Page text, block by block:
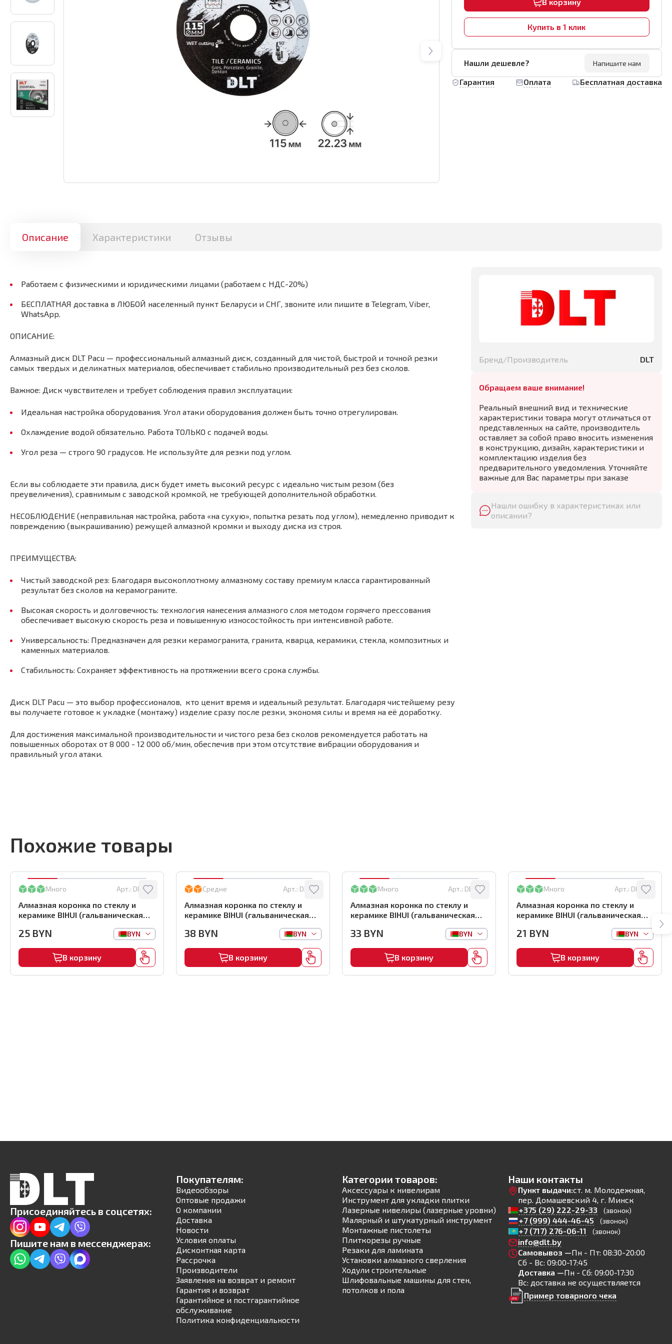
Купить в 1 клик
Нашли дешевле? Напишите нам
Гарантия Оплата Бесплатная доставка
Описание Характеристики Отзывы
Работаем с физическими и юридическими лицами (работаем с НДС-20%)
БЕСПЛАТНАЯ доставка в ЛЮБОЙ населенный пункт Беларуси и СНГ, звоните или пишите в Telegram, Viber,
WhatsApp.
ОПИСАНИЕ:
Алмазный диск DLT Pacu — профессиональный алмазный диск, созданный для чистой, быстрой и точной резки
самых твердых и деликатных материалов, обеспечивает стабильно производительный рез без сколов.
Важное: Диск чувствителен и требует соблюдения правил эксплуатации:
Идеальная настройка оборудования. Угол атаки оборудования должен быть точно отрегулирован.
Охлаждение водой обязательно. Работа ТОЛЬКО с подачей воды.
Угол реза — строго 90 градусов. Не используйте для резки под углом.
Если вы соблюдаете эти правила, диск будет иметь высокий ресурс с идеально чистым резом (без
преувеличения), сравнимым с заводской кромкой, не требующей дополнительной обработки.
НЕСОБЛЮДЕНИЕ (неправильная настройка, работа «на сухую», попытка резать под углом), немедленно приводит к
повреждению (выкрашиванию) режущей алмазной кромки и выходу диска из строя.
ПРЕИМУЩЕСТВА:
Чистый заводской рез: Благодаря высокоплотному алмазному составу премиум класса гарантированный
результат без сколов на керамограните.
Высокая скорость и долговечность: технология нанесения алмазного слоя методом горячего прессования
обеспечивает высокую скорость реза и повышенную износостойкость при интенсивной работе.
Универсальность: Предназначен для резки керамогранита, гранита, кварца, керамики, стекла, композитных и
каменных материалов.
Стабильность: Сохраняет эффективность на протяжении всего срока службы.
Диск DLT Pacu — это выбор профессионалов, кто ценит время и идеальный результат. Благодаря чистейшему резу
вы получаете готовое к укладке (монтажу) изделие сразу после резки, экономя силы и время на её доработку.
Для достижения максимальной производительности и чистого реза без сколов рекомендуется работать на
повышенных оборотах от 8 000 - 12 000 об/мин, обеспечив при этом отсутствие вибрации оборудования и
правильный угол атаки.
Бренд/Производитель DLT
Обращаем ваше внимание!
Реальный внешний вид и технические
характеристики товара могут отличаться от
представленных на сайте, производитель
оставляет за собой право вносить изменения
в конструкцию, дизайн, характеристики и
комплектацию изделия без
предварительного уведомления. Уточняйте
важные для Вас параметры при заказе
Нашли ошибку в характеристиках или
описании?
Похожие товары
Много Арт.: DBW35
Алмазная коронка по стеклу и
керамике BIHUI (гальваническая
арт.DBW35
25 BYN BYN
В корзину
Средне Арт.: DBW55
Алмазная коронка по стеклу и
керамике BIHUI (гальваническая
арт.DBW55
38 BYN BYN
В корзину
Много Арт.: DBW45
Алмазная коронка по стеклу и
керамике BIHUI (гальваническая
арт.DBW45
33 BYN BYN
В корзину
Много Арт.: DBW25
Алмазная коронка по стеклу и
керамике BIHUI (гальваническая
арт.DBW25
21 BYN BYN
В корзину
Присоединяйтесь в соцсетях:
Пишите нам в мессенджерах:
Покупателям:
Видеообзоры
Оптовые продажи
О компании
Доставка
Новости
Условия оплаты
Дисконтная карта
Рассрочка
Производители
Заявления на возврат и ремонт
Гарантия и возврат
Гарантийное и постгарантийное
обслуживание
Политика конфиденциальности
Категории товаров:
Аксессуары к нивелирам
Инструмент для укладки плитки
Лазерные нивелиры (лазерные уровни)
Малярный и штукатурный инструмент
Монтажные пистолеты
Плиткорезы ручные
Резаки для ламината
Установки алмазного сверления
Ходули строительные
Шлифовальные машины для стен,
потолков и пола
Наши контакты
Пункт выдачи:ст. м. Молодежная,
пер. Домашевский 4, г. Минск
+375 (29) 222-29-33
(звонок)
+7 (999) 444-46-45 (звонок)
+7 (717) 276-06-11 (звонок)
info@dlt.by
Самовывоз —Пн - Пт: 08:30-20:00
Сб - Вс: 09:00-17:45
Доставка —Пн - Сб: 09:00-17:30
Вс: доставка не осуществляется
Пример товарного чека